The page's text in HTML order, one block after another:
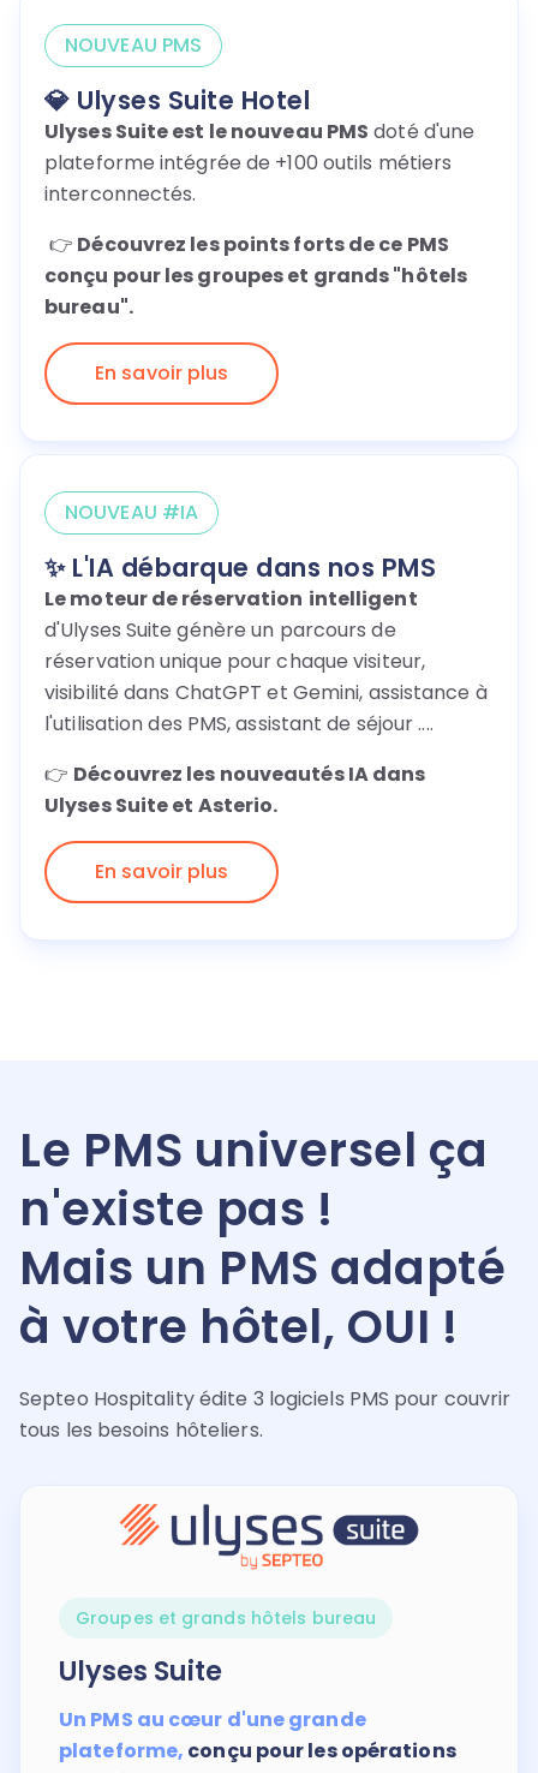
NOUVEAU PMS
💎 Ulyses Suite Hotel
Ulyses Suite est le nouveau PMS doté d'une
plateforme intégrée de +100 outils métiers
interconnectés.
👉 Découvrez les points forts de ce PMS
conçu pour les groupes et grands "hôtels
bureau".
En savoir plus
NOUVEAU #IA
✨ L'IA débarque dans nos PMS
Le moteur de réservation intelligent
d'Ulyses Suite génère un parcours de
réservation unique pour chaque visiteur,
visibilité dans ChatGPT et Gemini, assistance à
l'utilisation des PMS, assistant de séjour ....
👉 Découvrez les nouveautés IA dans
Ulyses Suite et Asterio.
En savoir plus
Le PMS universel ça
n'existe pas !
Mais un PMS adapté
à votre hôtel, OUI !
Septeo Hospitality édite 3 logiciels PMS pour couvrir
tous les besoins hôteliers.
Groupes et grands hôtels bureau
Ulyses Suite
Un PMS au cœur d'une grande
plateforme, conçu pour les opérations